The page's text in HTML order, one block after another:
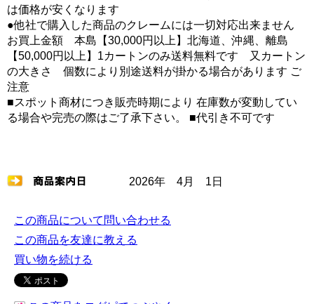
は価格が安くなります
●他社で購入した商品のクレームには一切対応出来ません
お買上金額 本島【30,000円以上】北海道、沖縄、離島
【50,000円以上】1カートンのみ送料無料です 又カートン
の大きさ 個数により別途送料が掛かる場合があります ご
注意
■スポット商材につき販売時期により 在庫数が変動してい
る場合や完売の際はご了承下さい。 ■代引き不可です
2026年 4月 1日
この商品について問い合わせる
この商品を友達に教える
買い物を続ける